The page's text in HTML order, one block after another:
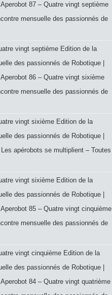
Aperobot 87 – Quatre vingt septième
mensuelle des passionnés de
vingt septième Edition de la
des passionnés de Robotique |
Aperobot 86 – Quatre vingt sixième
mensuelle des passionnés de
vingt sixième Edition de la
des passionnés de Robotique |
Les apérobots se multiplient – Toutes
vingt sixième Edition de la
des passionnés de Robotique |
Aperobot 85 – Quatre vingt cinquième
mensuelle des passionnés de
vingt cinquième Edition de la
des passionnés de Robotique |
Aperobot 84 – Quatre vingt quatrième